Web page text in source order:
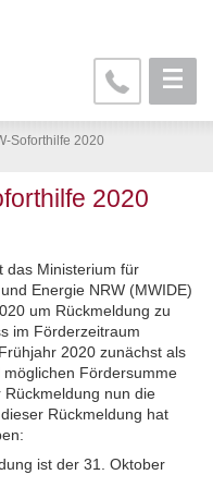
Soforthilfe 2020
2020
das Ministerium für
Energie NRW (MWIDE)
um Rückmeldung zu
im Förderzeitraum
2020 zunächst als
Fördersumme
nun die
Rückmeldung hat
ist der 31. Oktober